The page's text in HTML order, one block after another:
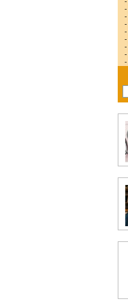
-
-
-
-
-
-
-
-